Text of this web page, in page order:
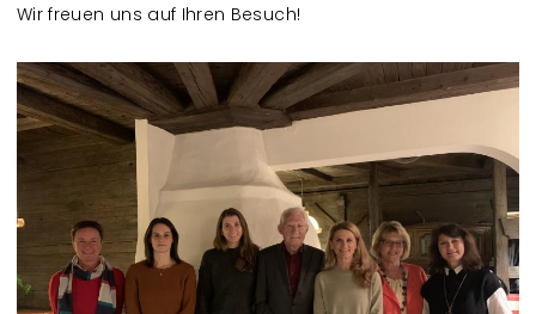
Wir freuen uns auf Ihren Besuch!